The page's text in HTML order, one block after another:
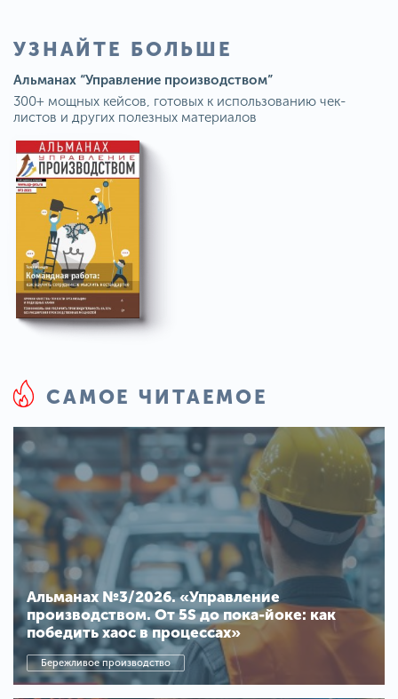
УЗНАЙТЕ БОЛЬШЕ
Альманах “Управление производством”
300+ мощных кейсов, готовых к использованию чек-
листов и других полезных материалов
САМОЕ ЧИТАЕМОЕ
Альманах №3/2026. «Управление
производством. От 5S до пока-йоке: как
победить хаос в процессах»
Бережливое производство